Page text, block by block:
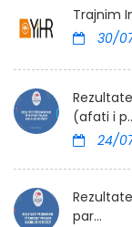
Trajnim
30/
(afati i
24/
par...